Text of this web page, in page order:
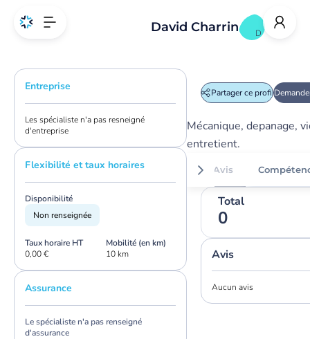
Entreprise
Les spécialiste n'a pas resneigné
d'entreprise
Flexibilité et taux horaires
Disponibilité
Non renseignée
Taux horaire HT
0,00 €
Mobilité (en km)
10 km
Assurance
Le spécialiste n'a pas renseigné
d'assurance
D
David Charrin
Partager ce profil
Mécanique, depanage,
entretient.
Avis
Total
0
Avis
Aucun avis